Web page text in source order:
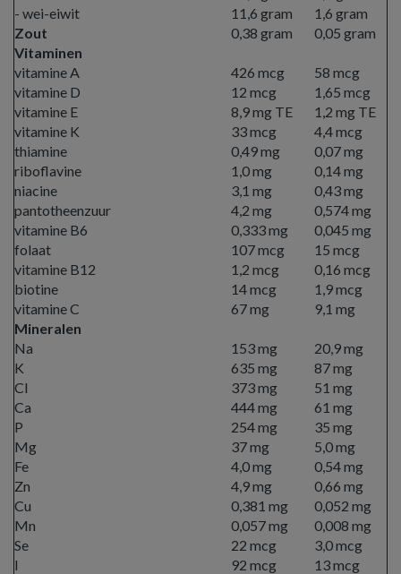
- wei-eiwit
11,6 gram
1,6 gram
Zout
0,38 gram
0,05 gram
Vitaminen
vitamine A
426 mcg
58 mcg
vitamine D
12 mcg
1,65 mcg
vitamine E
8,9 mg TE
1,2 mg TE
vitamine K
33 mcg
4,4 mcg
thiamine
0,49 mg
0,07 mg
riboflavine
1,0 mg
0,14 mg
niacine
3,1 mg
0,43 mg
pantotheenzuur
4,2 mg
0,574 mg
vitamine B6
0,333 mg
0,045 mg
folaat
107 mcg
15 mcg
vitamine B12
1,2 mcg
0,16 mcg
biotine
14 mcg
1,9 mcg
vitamine C
67 mg
9,1 mg
Mineralen
Na
153 mg
20,9 mg
K
635 mg
87 mg
Cl
373 mg
51 mg
Ca
444 mg
61 mg
P
254 mg
35 mg
Mg
37 mg
5,0 mg
Fe
4,0 mg
0,54 mg
Zn
4,9 mg
0,66 mg
Cu
0,381 mg
0,052 mg
Mn
0,057 mg
0,008 mg
Se
22 mcg
3,0 mcg
I
92 mcg
13 mcg